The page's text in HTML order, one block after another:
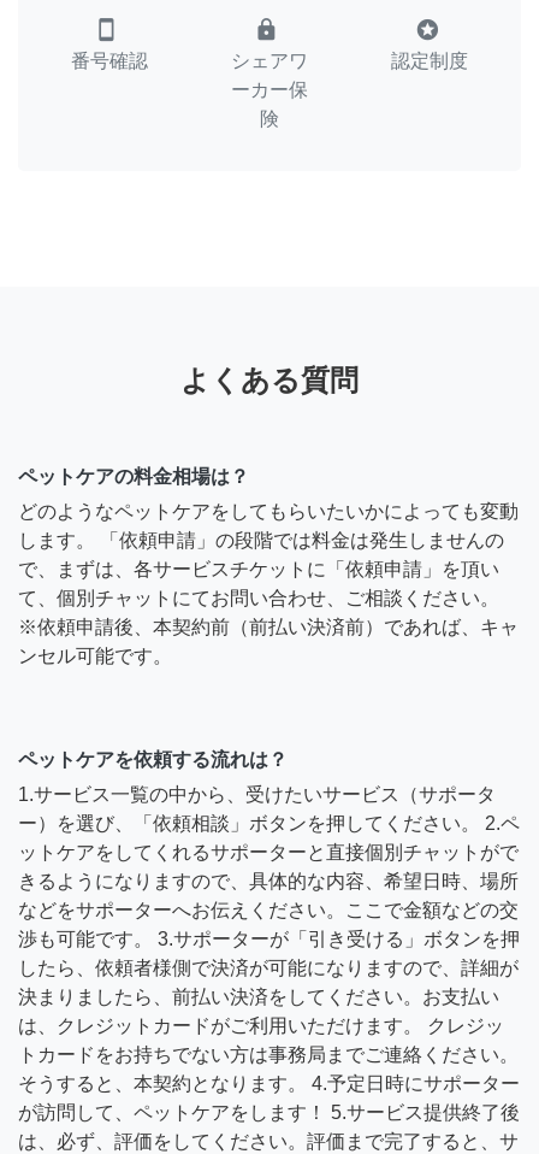
smartphone
番号確認
lock
シェアワ
ーカー保
険
stars
認定制度
よくある質問
ペットケアの料金相場は？
どのようなペットケアをしてもらいたいかによっても変動
します。 「依頼申請」の段階では料金は発生しませんの
で、まずは、各サービスチケットに「依頼申請」を頂い
て、個別チャットにてお問い合わせ、ご相談ください。
※依頼申請後、本契約前（前払い決済前）であれば、キャ
ンセル可能です。
ペットケアを依頼する流れは？
1.サービス一覧の中から、受けたいサービス（サポータ
ー）を選び、「依頼相談」ボタンを押してください。 2.ペ
ットケアをしてくれるサポーターと直接個別チャットがで
きるようになりますので、具体的な内容、希望日時、場所
などをサポーターへお伝えください。ここで金額などの交
渉も可能です。 3.サポーターが「引き受ける」ボタンを押
したら、依頼者様側で決済が可能になりますので、詳細が
決まりましたら、前払い決済をしてください。お支払い
は、クレジットカードがご利用いただけます。 クレジッ
トカードをお持ちでない方は事務局までご連絡ください。
そうすると、本契約となります。 4.予定日時にサポーター
が訪問して、ペットケアをします！ 5.サービス提供終了後
は、必ず、評価をしてください。評価まで完了すると、サ